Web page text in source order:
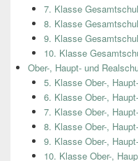
7. Klasse
8. Klasse
9. Klasse
10. Klasse
Ober-, Haupt- und
5. Klasse Ober-,
6. Klasse Ober-,
7. Klasse Ober-,
8. Klasse Ober-,
9. Klasse Ober-,
10. Klasse Ober-,